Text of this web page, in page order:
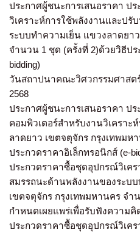
ประกาศผู้ชนะการเสนอราคา ป
วิเคราะห์การใช้พลังงานและปรั
ระบบทำความเย็น แขวงลาดยา
จำนวน 1 ชุด (ครั้งที่ 2)ด้วยวิธีป
bidding)
วันสถาปนาคณะวิศวกรรมศาสต
2568
ประกาศผู้ชนะการเสนอราคา ปร
คอมพิวเตอร์สำหรับงานวิเคราะ
ลาดยาว เขตจตุจักร กรุงเทพมห
ประกวดราคาอิเล็กทรอนิกส์ (e-
ประกวดราคาซื้อชุดอุปกรณ์วิเค
สมรรถนะด้านพลังงานของระบ
เขตจตุจักร กรุงเทพมหานคร จำ
กำหนดเผยแพร่เพื่อรับฟังความคิ
ประกวดราคาซื้อชุดอุปกรณ์วิเค